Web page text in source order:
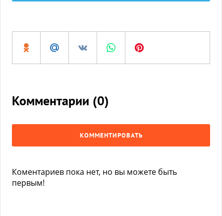
Комментарии (0)
КОММЕНТИРОВАТЬ
Коментариев пока нет, но вы можете быть
первым!